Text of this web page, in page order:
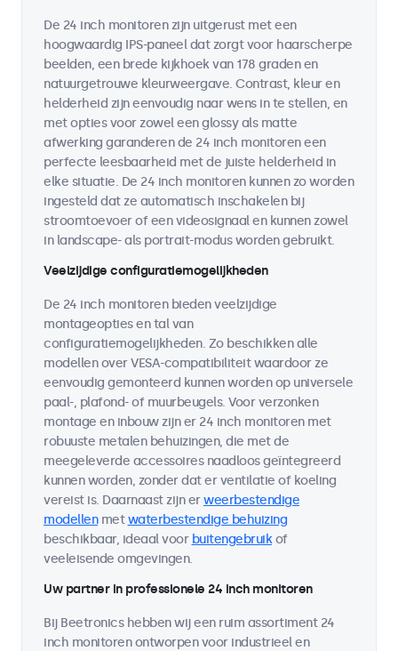
De 24 inch monitoren zijn uitgerust met een
hoogwaardig IPS-paneel dat zorgt voor haarscherpe
beelden, een brede kijkhoek van 178 graden en
natuurgetrouwe kleurweergave. Contrast, kleur en
helderheid zijn eenvoudig naar wens in te stellen, en
met opties voor zowel een glossy als matte
afwerking garanderen de 24 inch monitoren een
perfecte leesbaarheid met de juiste helderheid in
elke situatie. De 24 inch monitoren kunnen zo worden
ingesteld dat ze automatisch inschakelen bij
stroomtoevoer of een videosignaal en kunnen zowel
in landscape- als portrait-modus worden gebruikt.
Veelzijdige configuratiemogelijkheden
De 24 inch monitoren bieden veelzijdige
montageopties en tal van
configuratiemogelijkheden. Zo beschikken alle
modellen over VESA-compatibiliteit waardoor ze
eenvoudig gemonteerd kunnen worden op universele
paal-, plafond- of muurbeugels. Voor verzonken
montage en inbouw zijn er 24 inch monitoren met
robuuste metalen behuizingen, die met de
meegeleverde accessoires naadloos geïntegreerd
kunnen worden, zonder dat er ventilatie of koeling
vereist is. Daarnaast zijn erweerbestendige
modellenmetwaterbestendige behuizing
beschikbaar, ideaal voor buitengebruikof
veeleisende omgevingen.
Uw partner in professionele 24 inch monitoren
Bij Beetronics hebben wij een ruim assortiment 24
inch monitoren ontworpen voor industrieel en